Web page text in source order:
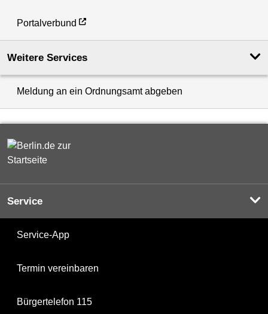
Portalverbund
Weitere Services
Meldung an ein Ordnungsamt abgeben
Service
Service-App
Termin vereinbaren
Bürgertelefon 115